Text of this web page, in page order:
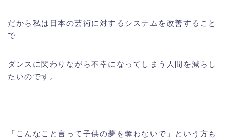
だから私は日本の芸術に対するシステムを改善すること
で
ダンスに関わりながら不幸になってしまう人間を減らし
たいのです。
「こんなこと言って子供の夢を奪わないで」という方も